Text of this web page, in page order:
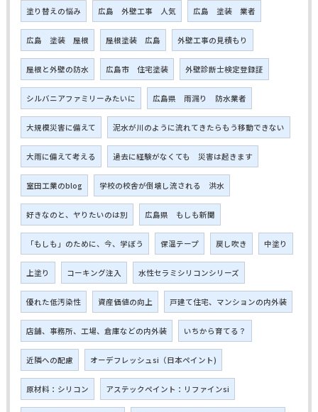
塗り替えの悩み 広島 外壁工事 人気 広島 塗装 業者
広島 塗装 屋根 屋根塗装 広島 外壁工事の見積もり
屋根と外壁の防水 広島市 住宅塗装 外壁診断士検定登録証
シルバニアファミリーみたいに 広島県 雨漏り 防水業者
大規模災害に備えて 泥水が川のように流れてきたらもう移動できない
大雨に備えて考える 過去に経験がなくても 災害は起きます
室田工業のblog 学校の校舎が倒壊し流される 洪水
好きなのと、ヤりたいのは別 広島県 もしも新聞
「もしも」のために、今、学ぼう 保温テープ 戻し吹き 中塗り
上塗り コーキング注入 水性セラミシリコンシリーズ
優れた低汚染性 資産価値の向上 戸建て住宅、マンションの内外装
店舗、事務所、工場、倉庫などの内外装 いちから育てる？
近隣への配慮 オーデフレッシュsi（日本ペイント)
原材料：シリコン アステックペイント：リファインsi